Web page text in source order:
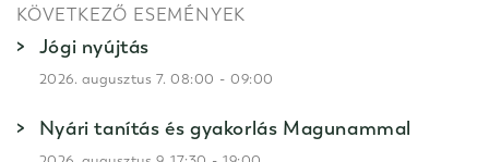
KÖVETKEZŐ ESEMÉNYEK
Jógi nyújtás
2026. augusztus 7. 08:00 -09:00
Nyári tanítás és gyakorlás Magunammal